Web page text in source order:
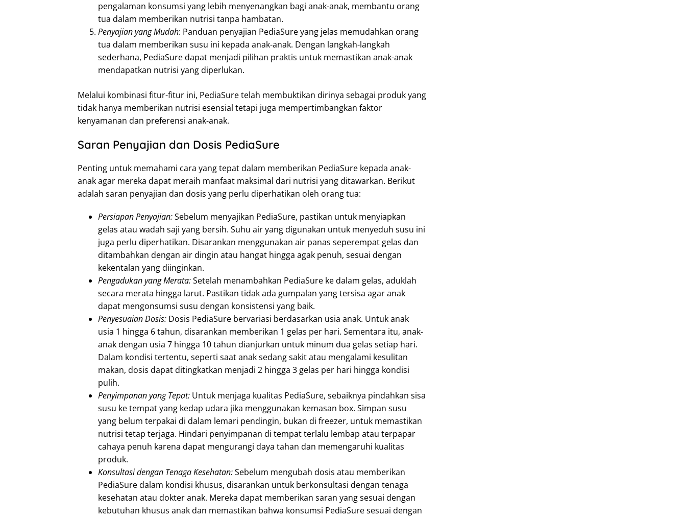
pengalaman konsumsi yang lebih menyenangkan bagi anak-anak, membantu orang
tua dalam memberikan nutrisi tanpa hambatan.
Penyajian yang Mudah: Panduan penyajian PediaSure yang jelas memudahkan orang
tua dalam memberikan susu ini kepada anak-anak. Dengan langkah-langkah
sederhana, PediaSure dapat menjadi pilihan praktis untuk memastikan anak-anak
mendapatkan nutrisi yang diperlukan.
Melalui kombinasi fitur-fitur ini, PediaSure telah membuktikan dirinya sebagai produk yang
tidak hanya memberikan nutrisi esensial tetapi juga mempertimbangkan faktor
kenyamanan dan preferensi anak-anak.
Saran Penyajian dan Dosis PediaSure
Penting untuk memahami cara yang tepat dalam memberikan PediaSure kepada anak-
anak agar mereka dapat meraih manfaat maksimal dari nutrisi yang ditawarkan. Berikut
adalah saran penyajian dan dosis yang perlu diperhatikan oleh orang tua:
Persiapan Penyajian:Sebelum menyajikan PediaSure, pastikan untuk menyiapkan
gelas atau wadah saji yang bersih. Suhu air yang digunakan untuk menyeduh susu ini
juga perlu diperhatikan. Disarankan menggunakan air panas seperempat gelas dan
ditambahkan dengan air dingin atau hangat hingga agak penuh, sesuai dengan
kekentalan yang diinginkan.
Pengadukan yang Merata:Setelah menambahkan PediaSure ke dalam gelas, aduklah
secara merata hingga larut. Pastikan tidak ada gumpalan yang tersisa agar anak
dapat mengonsumsi susu dengan konsistensi yang baik.
Penyesuaian Dosis: Dosis PediaSure bervariasi berdasarkan usia anak. Untuk anak
usia 1 hingga 6 tahun, disarankan memberikan 1 gelas per hari. Sementara itu, anak-
anak dengan usia 7 hingga 10 tahun dianjurkan untuk minum dua gelas setiap hari.
Dalam kondisi tertentu, seperti saat anak sedang sakit atau mengalami kesulitan
makan, dosis dapat ditingkatkan menjadi 2 hingga 3 gelas per hari hingga kondisi
pulih.
Penyimpanan yang Tepat: Untuk menjaga kualitas PediaSure, sebaiknya pindahkan sisa
susu ke tempat yang kedap udara jika menggunakan kemasan box. Simpan susu
yang belum terpakai di dalam lemari pendingin, bukan di freezer, untuk memastikan
nutrisi tetap terjaga. Hindari penyimpanan di tempat terlalu lembap atau terpapar
cahaya penuh karena dapat mengurangi daya tahan dan memengaruhi kualitas
produk.
Konsultasi dengan Tenaga Kesehatan:Sebelum mengubah dosis atau memberikan
PediaSure dalam kondisi khusus, disarankan untuk berkonsultasi dengan tenaga
kesehatan atau dokter anak. Mereka dapat memberikan saran yang sesuai dengan
kebutuhan khusus anak dan memastikan bahwa konsumsi PediaSure sesuai dengan